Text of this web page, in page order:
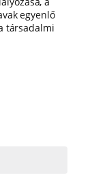
egyenlő
társadalmi